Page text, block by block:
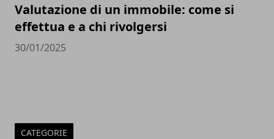
Valutazione di un immobile: come si
effettua e a chi rivolgersi
30/01/2025
CATEGORIE